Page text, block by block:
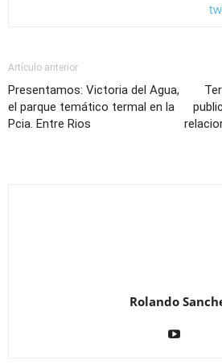
Artículo anterior
Presentamos: Victoria del Agua,
el parque temático termal en la
Pcia. Entre Rios
Rolando